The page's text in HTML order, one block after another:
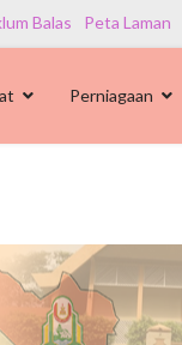
Balas Peta Laman
Perniagaan